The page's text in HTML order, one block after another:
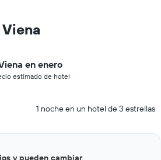
en enero
estimado de hotel
1 noche en un hotel de 3 estrellas
y pueden cambiar